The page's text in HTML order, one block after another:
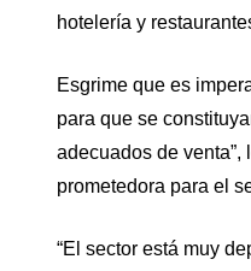
hotelería y
Esgrime que es
para que se
adecuados de
prometedora para el
“El sector está muy